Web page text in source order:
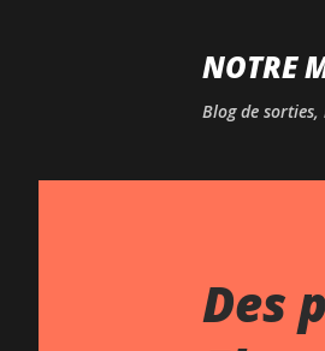
NOTRE
Blog de
Des